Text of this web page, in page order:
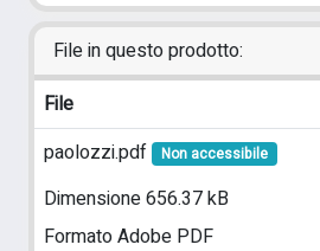
File in questo prodotto:
File
paolozzi.pdf
Non accessibile
Dimensione 656.37 kB
Formato Adobe PDF